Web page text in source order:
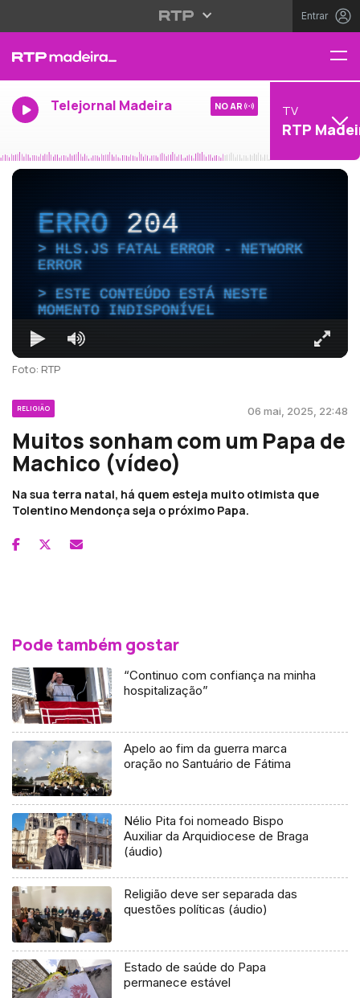
Entrar
Telejornal Madeira NO AR TV
RTP
ERRO204
HLS.JS FATAL ERROR - NETWORK
ERROR
ESTE CONTEÚDO ESTÁ NESTE
MOMENTO INDISPONÍVEL
Foto: RTP
RELIGIÃO 06 mai, 2025, 22:48
Muitos sonham com um Papa de
Machico (vídeo)
Na sua terra natal, há quem esteja muito otimista que
Tolentino Mendonça seja o próximo Papa.
Pode também gostar
“Continuo com confiança na minha
hospitalização”
Apelo ao fim da guerra marca
oração no Santuário de Fátima
Nélio Pita foi nomeado Bispo
Auxiliar da Arquidiocese de Braga
(áudio)
Religião deve ser separada das
questões políticas (áudio)
Estado de saúde do Papa
permanece estável